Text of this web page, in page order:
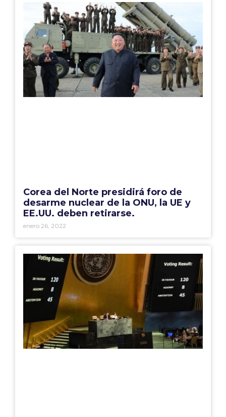
Corea del Norte presidirá foro de
desarme nuclear de la ONU, la UE y
EE.UU. deben retirarse.
enero 26, 2022